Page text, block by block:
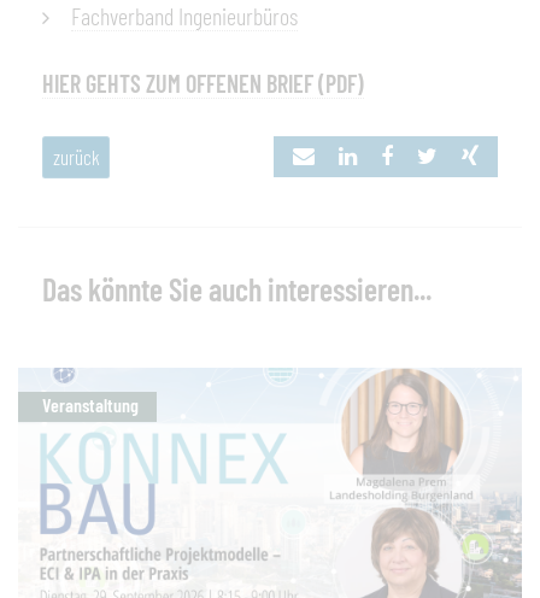
Fachverband Ingenieurbüros
HIER GEHTS ZUM OFFENEN BRIEF (PDF)
zurück
Das könnte Sie auch interessieren...
Veranstaltung